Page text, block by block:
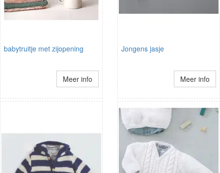
babytruitje met zijopening
Meer info
Jongens jasje
Meer info